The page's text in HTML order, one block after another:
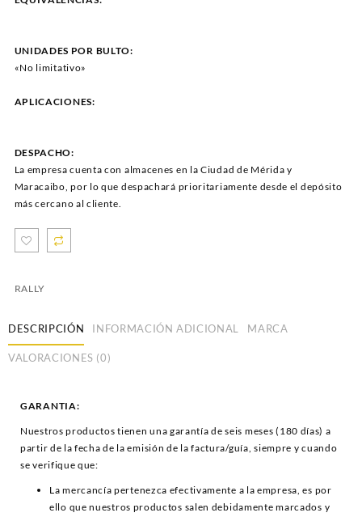
UNIDADES POR BULTO:
«No limitativo»
APLICACIONES:
DESPACHO:
La empresa cuenta con almacenes en la Ciudad de Mérida y
Maracaibo, por lo que despachará prioritariamente desde el depósito
más cercano al cliente.
RALLY
DESCRIPCIÓN INFORMACIÓN ADICIONAL MARCA
VALORACIONES (0)
GARANTIA:
Nuestros productos tienen una garantía de seis meses (180 días) a
partir de la fecha de la emisión de la factura/guía, siempre y cuando
se verifique que:
La mercancía pertenezca efectivamente a la empresa, es por
ello que nuestros productos salen debidamente marcados y